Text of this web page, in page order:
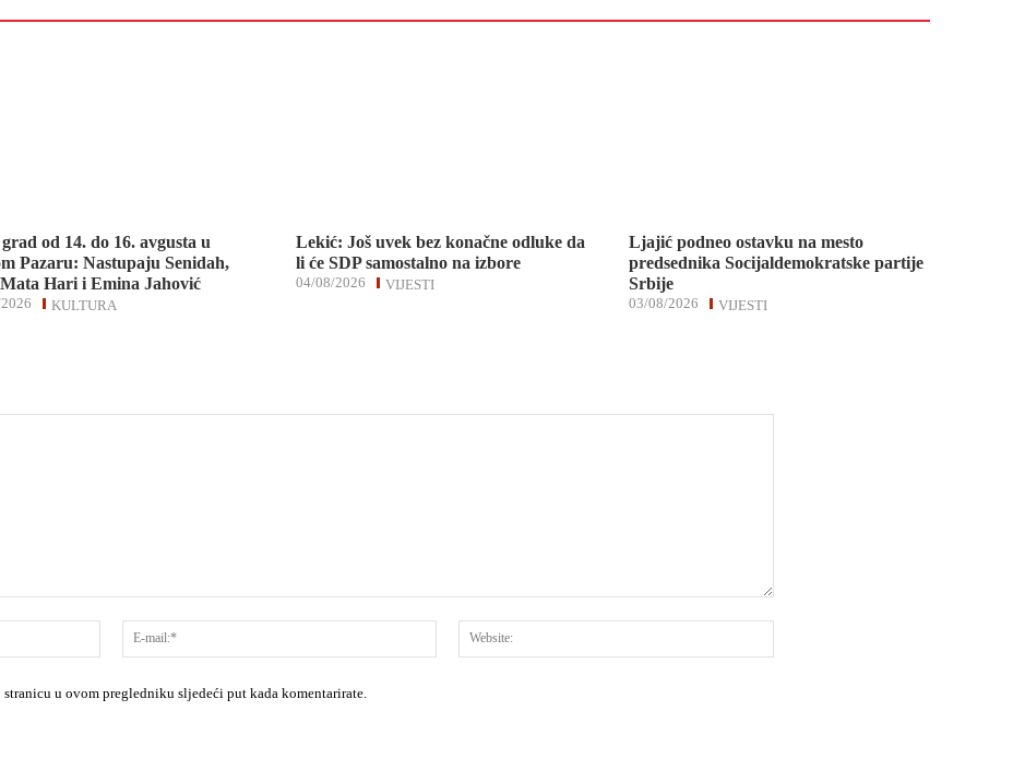
od 14. do 16. avgusta u
Pazaru: Nastupaju Senidah,
Hari i Emina Jahović
KULTURA
Lekić: Još uvek bez konačne odluke da
li će SDP samostalno na izbore
VIJESTI
04/08/2026
Ljajić podneo ostavku na mesto
predsednika Socijaldemokratske partije
Srbije
VIJESTI
03/08/2026
Ime:*
mail:*
u ovom pregledniku sljedeći put kada komentarirate.